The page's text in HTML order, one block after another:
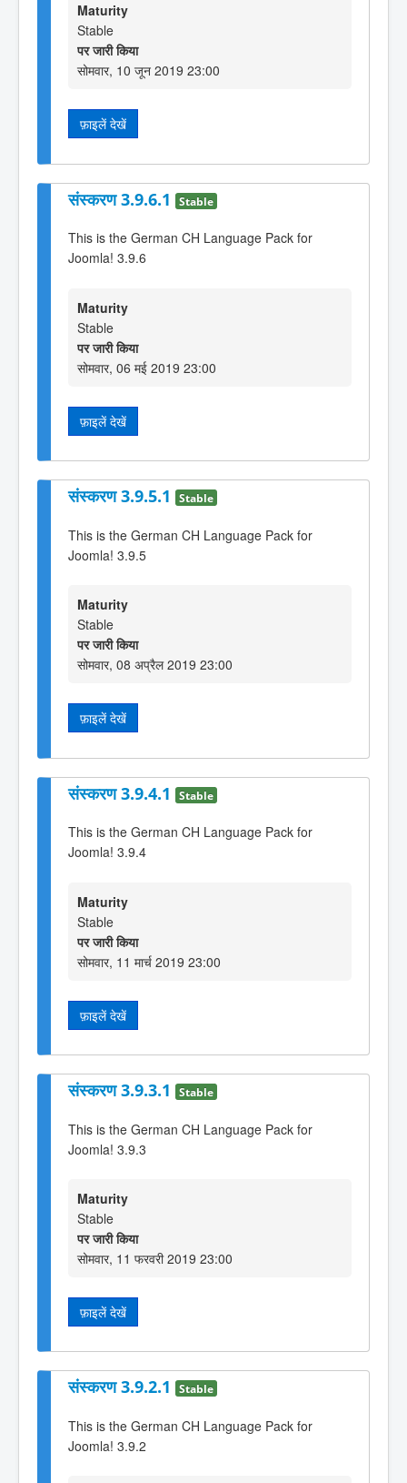
Maturity
Stable
पर जारी किया
सोमवार, 10 जून 2019 23:00
फ़ाइलें देखें
संस्करण 3.9.6.1 Stable
This is the German CH Language Pack for
Joomla! 3.9.6
Maturity
Stable
पर जारी किया
सोमवार, 06 मई 2019 23:00
फ़ाइलें देखें
संस्करण 3.9.5.1 Stable
This is the German CH Language Pack for
Joomla! 3.9.5
Maturity
Stable
पर जारी किया
सोमवार, 08 अप्रैल 2019 23:00
फ़ाइलें देखें
संस्करण 3.9.4.1 Stable
This is the German CH Language Pack for
Joomla! 3.9.4
Maturity
Stable
पर जारी किया
सोमवार, 11 मार्च 2019 23:00
फ़ाइलें देखें
संस्करण 3.9.3.1 Stable
This is the German CH Language Pack for
Joomla! 3.9.3
Maturity
Stable
पर जारी किया
सोमवार, 11 फरवरी 2019 23:00
फ़ाइलें देखें
संस्करण 3.9.2.1 Stable
This is the German CH Language Pack for
Joomla! 3.9.2